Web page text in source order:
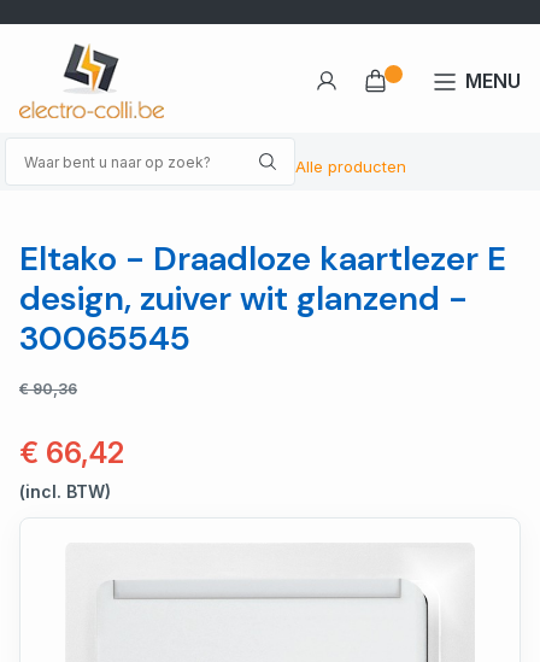
Alle producten
MENU
Eltako - Draadloze kaartlezer E
design, zuiver wit glanzend -
30065545
€ 90,36
€ 66,42
(incl. BTW)